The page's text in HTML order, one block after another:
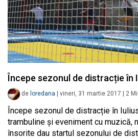
Începe sezonul de distracție în
de loredana vineri, 31 martie 2017 2
Începe sezonul de distracție în
trambuline și eveniment cu muzică,
însorite dau startul sezonului de